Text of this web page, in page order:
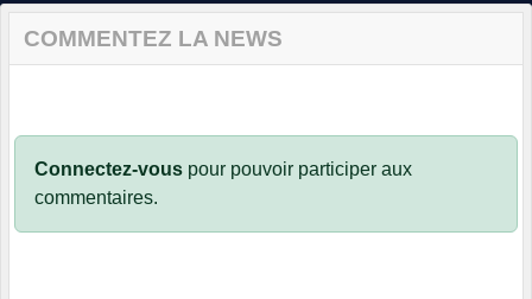
COMMENTEZ LA NEWS
Connectez-vous pour pouvoir participer aux
commentaires.